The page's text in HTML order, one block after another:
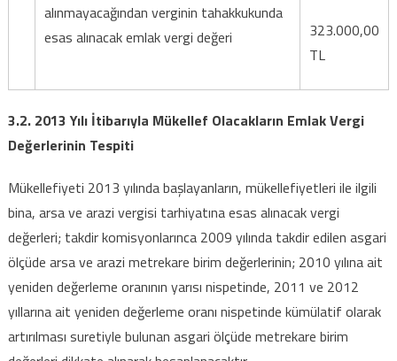
alınmayacağından verginin tahakkukunda
esas alınacak emlak vergi değeri
323.000,00
TL
3.2. 2013 Yılı İtibarıyla Mükellef Olacakların Emlak Vergi
Değerlerinin Tespiti
Mükellefiyeti 2013 yılında başlayanların, mükellefiyetleri ile ilgili
bina, arsa ve arazi vergisi tarhiyatına esas alınacak vergi
değerleri; takdir komisyonlarınca 2009 yılında takdir edilen asgari
ölçüde arsa ve arazi metrekare birim değerlerinin; 2010 yılına ait
yeniden değerleme oranının yarısı nispetinde, 2011 ve 2012
yıllarına ait yeniden değerleme oranı nispetinde kümülatif olarak
artırılması suretiyle bulunan asgari ölçüde metrekare birim